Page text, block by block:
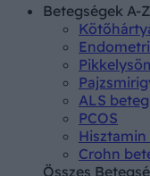
Betegségek A-Z
ALS
PCOS
Crohn
Összes